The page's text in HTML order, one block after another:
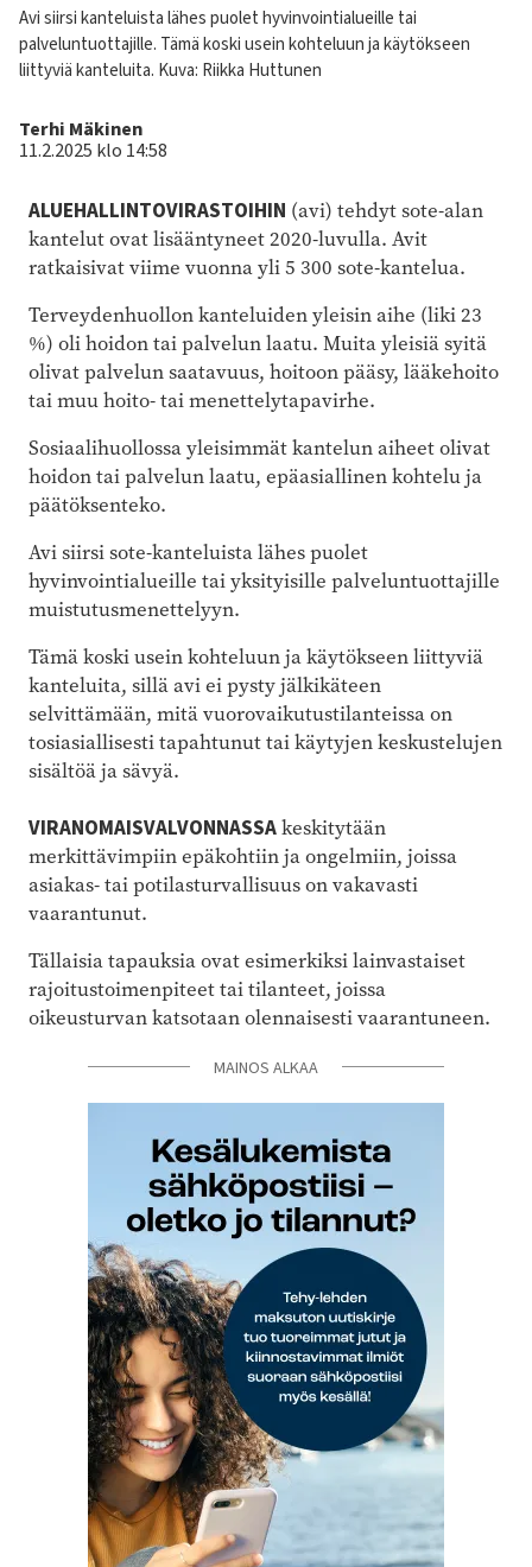
Kuvateksti
Avi siirsi kanteluista lähes puolet hyvinvointialueille tai
palveluntuottajille. Tämä koski usein kohteluun ja käytökseen
liittyviä kanteluita. Kuva: Riikka Huttunen
Kirjoittaja
Terhi Mäkinen
11.2.2025 klo 14:58
ALUEHALLINTOVIRASTOIHIN (avi) tehdyt sote-alan
kantelut ovat lisääntyneet 2020-luvulla. Avit
ratkaisivat viime vuonna yli 5 300 sote-kantelua.
Terveydenhuollon kanteluiden yleisin aihe (liki 23
%) oli hoidon tai palvelun laatu. Muita yleisiä syitä
olivat palvelun saatavuus, hoitoon pääsy, lääkehoito
tai muu hoito- tai menettelytapavirhe.
Sosiaalihuollossa yleisimmät kantelun aiheet olivat
hoidon tai palvelun laatu, epäasiallinen kohtelu ja
päätöksenteko.
Avi siirsi sote-kanteluista lähes puolet
hyvinvointialueille tai yksityisille palveluntuottajille
muistutusmenettelyyn.
Tämä koski usein kohteluun ja käytökseen liittyviä
kanteluita, sillä avi ei pysty jälkikäteen
selvittämään, mitä vuorovaikutustilanteissa on
tosiasiallisesti tapahtunut tai käytyjen keskustelujen
sisältöä ja sävyä.
VIRANOMAISVALVONNASSAkeskitytään
merkittävimpiin epäkohtiin ja ongelmiin, joissa
asiakas- tai potilasturvallisuus on vakavasti
vaarantunut.
Tällaisia tapauksia ovat esimerkiksi lainvastaiset
rajoitustoimenpiteet tai tilanteet, joissa
oikeusturvan katsotaan olennaisesti vaarantuneen.
MAINOS ALKAA